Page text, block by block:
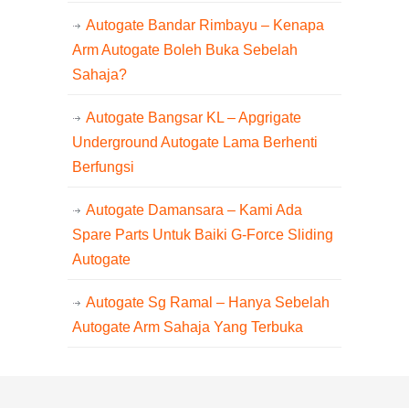
Autogate Bandar Rimbayu – Kenapa
Arm Autogate Boleh Buka Sebelah
Sahaja?
Autogate Bangsar KL – Apgrigate
Underground Autogate Lama Berhenti
Berfungsi
Autogate Damansara – Kami Ada
Spare Parts Untuk Baiki G-Force Sliding
Autogate
Autogate Sg Ramal – Hanya Sebelah
Autogate Arm Sahaja Yang Terbuka